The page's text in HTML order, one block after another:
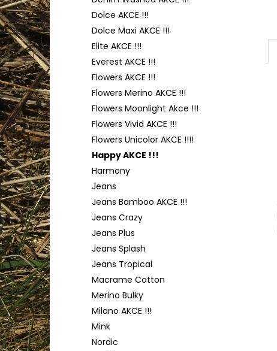
l
Dolce AKCE !!!
Dolce Maxi AKCE !!!
Elite AKCE !!!
Everest AKCE !!!
Flowers AKCE !!!
Flowers Merino AKCE !!!
Flowers Moonlight Akce !!!
Flowers Vivid AKCE !!!
Flowers Unicolor AKCE !!!!
Happy AKCE !!!
Harmony
Jeans
Jeans Bamboo AKCE !!!
Jeans Crazy
Jeans Plus
Jeans Splash
Jeans Tropical
Macrame Cotton
Merino Bulky
Milano AKCE !!!
Mink
Nordic
TULIP 4010
50 Kč